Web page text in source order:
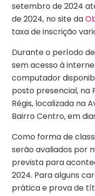
setembro de 2024
de 2024, no site da
taxa de inscrição
Durante o período
sem acesso à
computador
posto presencial, na
Régis, localizada na
Bairro Centro, em
Como forma de
serão avaliados por
prevista para
2024. Para alguns
prática e prova de